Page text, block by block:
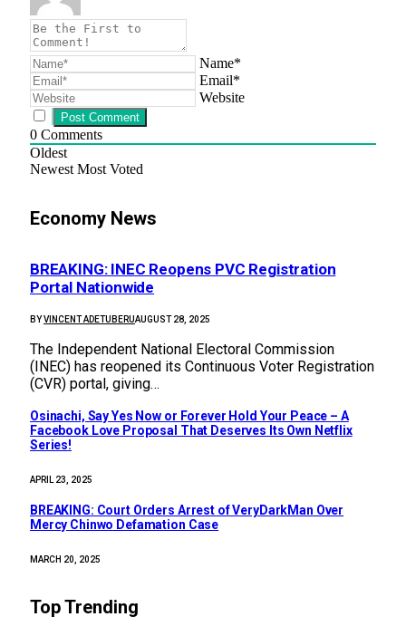
Name*
Email*
Website
0 Comments
Oldest
Newest Most Voted
Economy News
BREAKING: INEC Reopens PVC Registration
Portal Nationwide
BYVINCENT ADETUBERUAUGUST 28, 2025
The Independent National Electoral Commission
(INEC) has reopened its Continuous Voter Registration
(CVR) portal, giving…
Osinachi, Say Yes Now or Forever Hold Your Peace – A
Facebook Love Proposal That Deserves Its Own Netflix
Series!
APRIL 23, 2025
BREAKING: Court Orders Arrest of VeryDarkMan Over
Mercy Chinwo Defamation Case
MARCH 20, 2025
Top Trending